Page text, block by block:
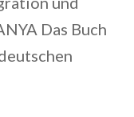
Das Buch